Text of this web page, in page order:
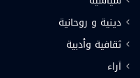
دينية و روحانية
ثقافية وأدبية
اَراء